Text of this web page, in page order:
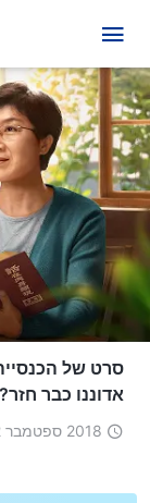
סרט של
אדוננו כבר
2018 ספטמבר 22